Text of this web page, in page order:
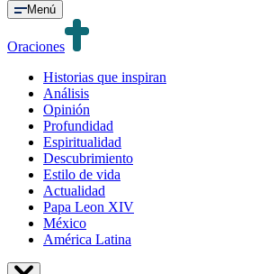
Menú
Oraciones
Historias que inspiran
Análisis
Opinión
Profundidad
Espiritualidad
Descubrimiento
Estilo de vida
Actualidad
Papa Leon XIV
México
América Latina